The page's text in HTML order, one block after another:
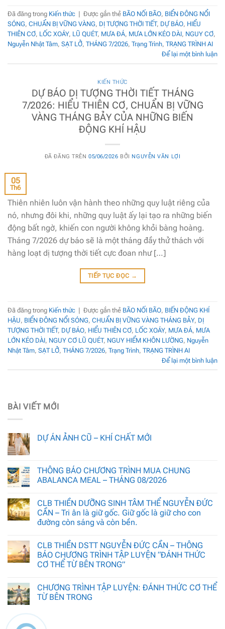
Đã đăng trong Kiến thức Được gắn thẻ BÃO NỐI BÃO, BIỂN ĐÔNG NỔI
SÓNG, CHUẨN BỊ VỮNG VÀNG, DỊ TƯỢNG THỜI TIẾT, DỰ BÁO, HIỂU
THIÊN CƠ, LỐC XOÁY, LŨ QUÉT, MƯA ĐÁ, MƯA LỚN KÉO DÀI, NGUY CƠ,
Nguyễn Nhật Tâm, SẠT LỞ, THÁNG 7/2026, Trạng Trình, TRẠNG TRÌNH AI
Để lại một bình luận
KIẾN THỨC
DỰ BÁO DỊ TƯỢNG THỜI TIẾT THÁNG
7/2026: HIỂU THIÊN CƠ, CHUẨN BỊ VỮNG
VÀNG THÁNG BẢY CỦA NHỮNG BIẾN
ĐỘNG KHÍ HẬU
ĐÃ ĐĂNG TRÊN 05/06/2026 BỞI NGUYỄN VĂN LỢI
05
Th6
Thiên nhiên luôn vận hành theo những quy luật riêng của
nó, nhưng đôi khi, những quy luật ấy lại tạo ra những biến
động bất ngờ, khiến con người không khỏi bàng hoàng.
Tháng 7/2026 dự báo sẽ là một tháng đầy thử thách với
hàng loạt dị tượng thời tiết cực đoan như […]
TIẾP TỤC ĐỌC →
Đã đăng trong Kiến thức | Được gắn thẻ BÃO NỐI BÃO, BIẾN ĐỘNG KHÍ
HẬU, BIỂN ĐÔNG NỔI SÓNG, CHUẨN BỊ VỮNG VÀNG THÁNG BẢY, DỊ
TƯỢNG THỜI TIẾT, DỰ BÁO, HIỂU THIÊN CƠ, LỐC XOÁY, MƯA ĐÁ, MƯA
LỚN KÉO DÀI, NGUY CƠ LŨ QUÉT, NGUY HIỂM KHÔN LƯỜNG, Nguyễn
Nhật Tâm, SẠT LỞ, THÁNG 7/2026, Trạng Trình, TRẠNG TRÌNH AI
Để lại một bình luận
BÀI VIẾT MỚI
DỰ ÁN ẢNH CŨ – KHÍ CHẤT MỚI
THÔNG BÁO CHƯƠNG TRÌNH MUA CHUNG
ABALANCA MEAL – THÁNG 08/2026
CLB THIỀN DƯỠNG SINH TÂM THỂ NGUYỄN ĐỨC
CẦN – Tri ân là giữ gốc. Giữ gốc là giữ cho con
đường còn sáng và còn bền.
CLB THIỀN DSTT NGUYỄN ĐỨC CẦN – THÔNG
BÁO CHƯƠNG TRÌNH TẬP LUYỆN “ĐÁNH THỨC
CƠ THỂ TỪ BÊN TRONG”
CHƯƠNG TRÌNH TẬP LUYỆN: ĐÁNH THỨC CƠ THỂ
TỪ BÊN TRONG